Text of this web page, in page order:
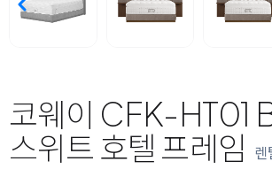
코웨이 CFK-HT01
스위트 호텔 프레임
렌